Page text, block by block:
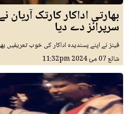
بھارتی اداکار کارتک آریان
سرپرائز دے دیا
فینز نے اپنے پسندیدہ اداکار کی خوب تعریفیں
شائع07 مئ 2024 11:32pm